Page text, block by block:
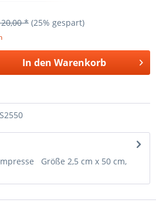
* (25% gespart)
In den Warenkorb
Größe 2,5 cm x 50 cm,